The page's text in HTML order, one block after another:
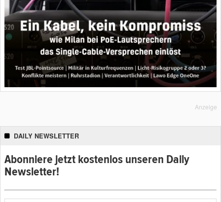
Anzeige
DAILY NEWSLETTER
Abonniere jetzt kostenlos unseren Daily
Newsletter!